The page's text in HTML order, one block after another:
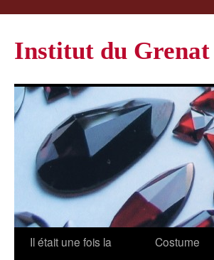
Institut du Grenat
Il était une fois la
Costume